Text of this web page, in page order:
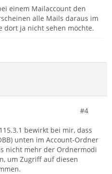
einem Mailaccount den
alle Mails daraus im
dort ja nicht sehen möchte.
#4
bewirkt bei mir, dass
unten im Account-Ordner
nicht mehr der Ordnermodi
um Zugriff auf diesen